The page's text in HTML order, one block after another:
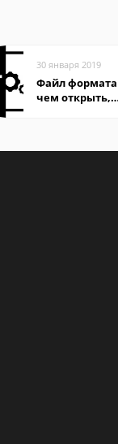
30 января 2019
Файл формата
чем открыть,